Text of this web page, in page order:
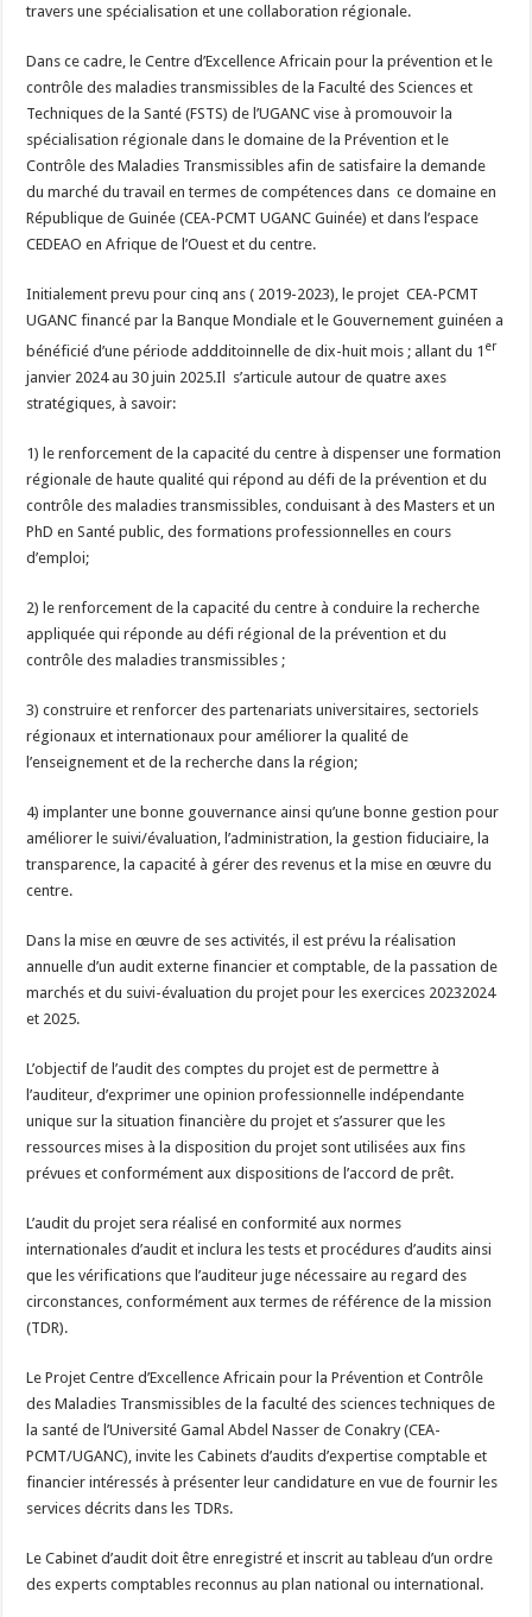
travers une spécialisation et une collaboration régionale.
Dans ce cadre, le Centre d’Excellence Africain pour la prévention et le
contrôle des maladies transmissibles de la Faculté des Sciences et
Techniques de la Santé (FSTS) de l’UGANC vise à promouvoir la
spécialisation régionale dans le domaine de la Prévention et le
Contrôle des Maladies Transmissibles afin de satisfaire la demande
du marché du travail en termes de compétences dans ce domaine en
République de Guinée (CEA-PCMT UGANC Guinée) et dans l’espace
CEDEAO en Afrique de l’Ouest et du centre.
Initialement prevu pour cinq ans ( 2019-2023), le projet CEA-PCMT
UGANC financé par la Banque Mondiale et le Gouvernement guinéen a
bénéficié d’une période addditoinnelle de dix-huit mois ; allant du 1 er
janvier 2024 au 30 juin 2025.Il s’articule autour de quatre axes
stratégiques, à savoir:
1) le renforcement de la capacité du centre à dispenser une formation
régionale de haute qualité qui répond au défi de la prévention et du
contrôle des maladies transmissibles, conduisant à des Masters et un
PhD en Santé public, des formations professionnelles en cours
d’emploi;
2) le renforcement de la capacité du centre à conduire la recherche
appliquée qui réponde au défi régional de la prévention et du
contrôle des maladies transmissibles ;
3) construire et renforcer des partenariats universitaires, sectoriels
régionaux et internationaux pour améliorer la qualité de
l’enseignement et de la recherche dans la région;
4) implanter une bonne gouvernance ainsi qu’une bonne gestion pour
améliorer le suivi/évaluation, l’administration, la gestion fiduciaire, la
transparence, la capacité à gérer des revenus et la mise en œuvre du
centre.
Dans la mise en œuvre de ses activités, il est prévu la réalisation
annuelle d’un audit externe financier et comptable, de la passation de
marchés et du suivi-évaluation du projet pour les exercices 20232024
et 2025.
L’objectif de l’audit des comptes du projet est de permettre à
l’auditeur, d’exprimer une opinion professionnelle indépendante
unique sur la situation financière du projet et s’assurer que les
ressources mises à la disposition du projet sont utilisées aux fins
prévues et conformément aux dispositions de l’accord de prêt.
L’audit du projet sera réalisé en conformité aux normes
internationales d’audit et inclura les tests et procédures d’audits ainsi
que les vérifications que l’auditeur juge nécessaire au regard des
circonstances, conformément aux termes de référence de la mission
(TDR).
Le Projet Centre d’Excellence Africain pour la Prévention et Contrôle
des Maladies Transmissibles de la faculté des sciences techniques de
la santé de l’Université Gamal Abdel Nasser de Conakry (CEA-
PCMT/UGANC), invite les Cabinets d’audits d’expertise comptable et
financier intéressés à présenter leur candidature en vue de fournir les
services décrits dans les TDRs.
Le Cabinet d’audit doit être enregistré et inscrit au tableau d’un ordre
des experts comptables reconnus au plan national ou international.